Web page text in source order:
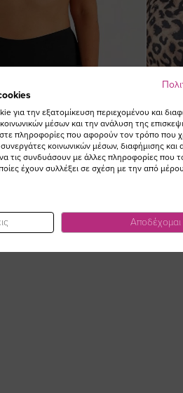
με μπανέλα σε μαύρο χρώμα
55,00 €
για την εξατομίκευση περιεχομένου και
μέσων και την ανάλυση της
πληροφορίες που αφορούν τον τρόπο που
κοινωνικών μέσων, διαφήμισης και
τις συνδυάσουν με άλλες πληροφορίες που
έχουν συλλέξει σε σχέση με την από
Αποδέχομαι